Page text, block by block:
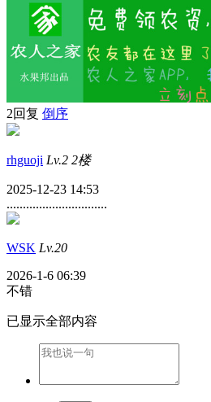
2回复 倒序
rhguoji Lv.2 2楼
2025-12-23 14:53
...............................
WSK Lv.20
2026-1-6 06:39
不错
已显示全部内容